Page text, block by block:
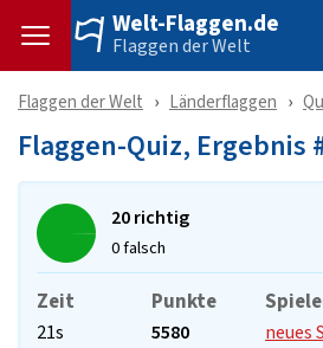
Welt-Flaggen.de
Flaggen der Welt
Flaggen der Welt Länderflaggen
Flaggen-Quiz, Ergebnis
20 richtig
0 falsch
Zeit
21s
Punkte
5580 neues